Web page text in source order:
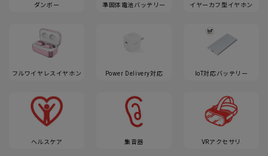
ダンボー 準固体電池バッテリー イヤーカフ型イヤホン
フルワイヤレスイヤホン Power Delivery対応 IoT対応バッテリー
ヘルスケア 集音器 VRアクセサリ